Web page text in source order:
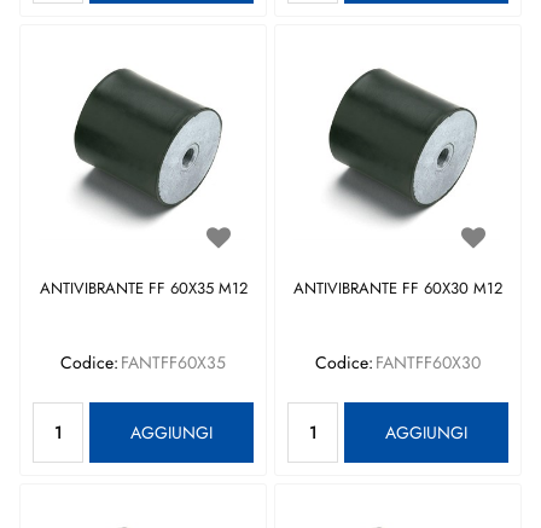
ANTIVIBRANTE FF 60X35 M12
Codice: FANTFF60X35
AGGIUNGI
ANTIVIBRANTE FF 60X30 M12
Codice: FANTFF60X30
AGGIUNGI